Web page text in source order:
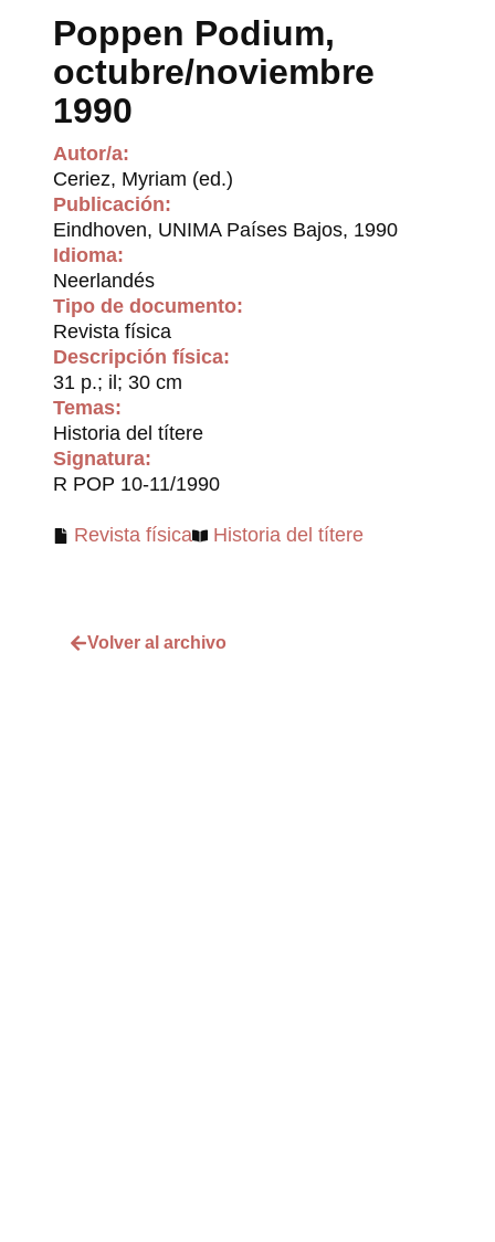
Poppen Podium,
octubre/noviembre
1990
Autor/a:
Ceriez, Myriam (ed.)
Publicación:
Eindhoven, UNIMA Países Bajos, 1990
Idioma:
Neerlandés
Tipo de documento:
Revista física
Descripción física:
31 p.; il; 30 cm
Temas:
Historia del títere
Signatura:
R POP 10-11/1990
Revista física Historia del títere
Volver al archivo